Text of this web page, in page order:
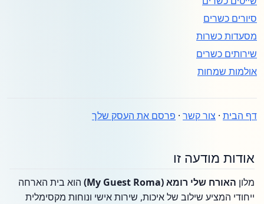
סיורים כשרים
מסעדות כשרות
שירותים כשרים
אולמות שמחות
דף הבית · צור קשר · פרסם את העסק שלך
אודות מודעה זו
מלון האורח שלי רומא (My Guest Roma)
הוא בית הארחה
ייחודי המציע שילוב של איכות, שירות אישי ונוחות מקסימלית